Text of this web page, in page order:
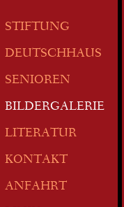
STIFTUNG
DEUTSCHHAUS
SENIOREN
BILDERGALERIE
LITERATUR
KONTAKT
ANFAHRT